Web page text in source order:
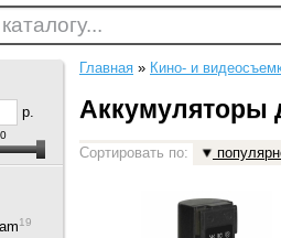
р.
19
Главная » Кино- и
Аккумуляторы
Сортировать по: